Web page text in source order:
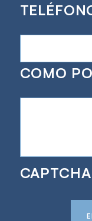
COMO
CAPTCHA